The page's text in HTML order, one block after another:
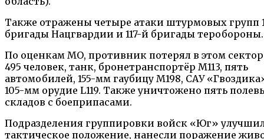
Также отражены четыре атаки штурмовых групп
бригады Нацгвардии и 117-й бригады теробороны.
По оценкам МО, противник потерял в этом
495 человек, танк, бронетранспортёр M113, пять
автомобилей, 155-мм гаубицу M198, САУ
105-мм орудие L119. Также уничтожено пять
складов с боеприпасами.
Подразделения группировки войск «Юг»
тактическое положение, нанесли поражение